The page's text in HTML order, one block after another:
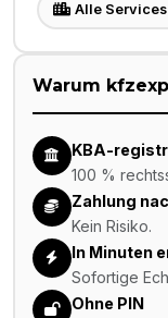
Alle
Warum
KBA-
100 %
Zahlung
Kein Risiko.
In Minuten
Sofortige
Ohne PIN